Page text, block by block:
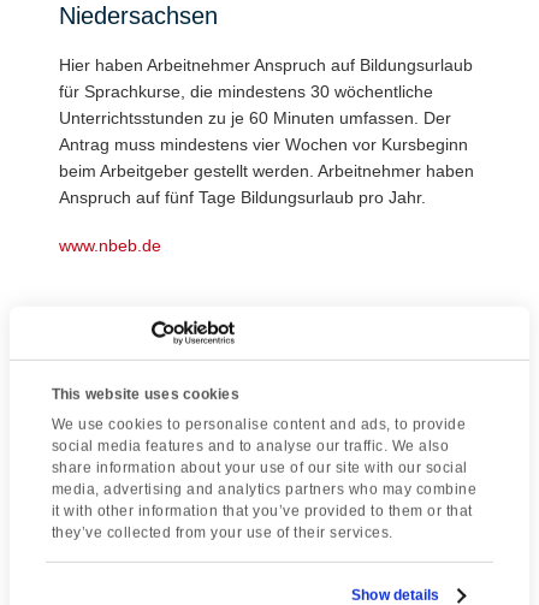
This website uses cookies
We use cookies to personalise content and ads, to provide
social media features and to analyse our traffic. We also
share information about your use of our site with our social
media, advertising and analytics partners who may combine
it with other information that you’ve provided to them or that
they’ve collected from your use of their services.
Show details
Niedersachsen
Hier haben Arbeitnehmer Anspruch auf Bildungsurlaub
für Sprachkurse, die mindestens 30 wöchentliche
Unterrichtsstunden zu je 60 Minuten umfassen. Der
Antrag muss mindestens vier Wochen vor Kursbeginn
beim Arbeitgeber gestellt werden. Arbeitnehmer haben
Anspruch auf fünf Tage Bildungsurlaub pro Jahr.
www.nbeb.de
Rheinland-Pfalz
Hier haben Arbeitnehmer Anspruch auf Bildungsurlaub
für Sprachkurse, die mindestens 30 wöchentliche
Unterrichtsstunden zu je 45 Minuten umfassen. Der
Antrag muss mindestens sechs Wochen vor
Kursbeginn beim Arbeitgeber gestellt werden.
Arbeitnehmer haben alle zwei Jahre Anspruch auf